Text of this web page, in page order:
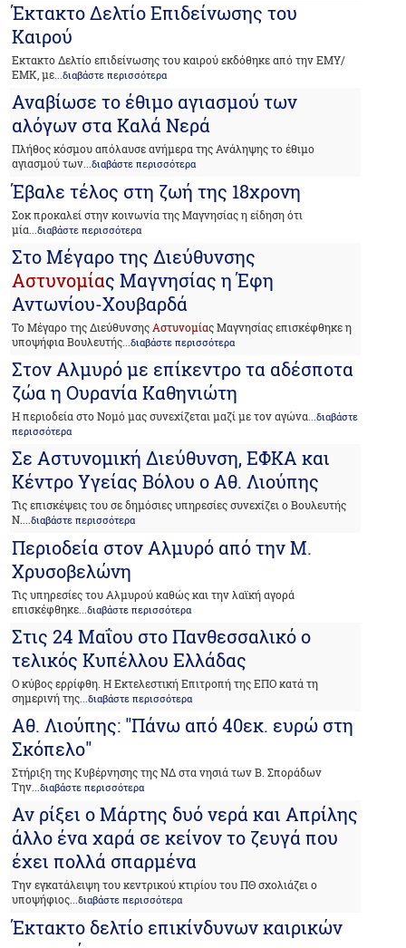
Έκτακτο Δελτίο Επιδείνωσης του
Καιρού
Εκτακτο Δελτίο επιδείνωσης του καιρού εκδόθηκε από την ΕΜΥ/
ΕΜΚ, με...διαβάστε περισσότερα
Αναβίωσε το έθιμο αγιασμού των
αλόγων στα Καλά Νερά
Πλήθος κόσμου απόλαυσε ανήμερα της Ανάληψης το έθιμο
αγιασμού των...διαβάστε περισσότερα
Έβαλε τέλος στη ζωή της 18χρονη
Σοκ προκαλεί στην κοινωνία της Μαγνησίας η είδηση ότι
μία ...διαβάστε περισσότερα
Στο Μέγαρο της Διεύθυνσης
Αστυνομίας Μαγνησίας η Έφη
Αντωνίου-Χουβαρδά
Το Μέγαρο της Διεύθυνσης Αστυνομίας Μαγνησίας επισκέφθηκε η
υποψήφια Βουλευτής...διαβάστε περισσότερα
Στον Αλμυρό με επίκεντρο τα αδέσποτα
ζώα η Ουρανία Καθηνιώτη
Η περιοδεία στο Νομό μας συνεχίζεται μαζί με τον αγώνα...διαβάστε
περισσότερα
Σε Αστυνομική Διεύθυνση, ΕΦΚΑ και
Κέντρο Υγείας Βόλου ο Αθ. Λιούπης
Τις επισκέψεις του σε δημόσιες υπηρεσίες συνεχίζει ο Βουλευτής
Ν....διαβάστε περισσότερα
Περιοδεία στον Αλμυρό από την Μ.
Χρυσοβελώνη
Τις υπηρεσίες του Αλμυρού καθώς και την λαϊκή αγορά
επισκέφθηκε ...διαβάστε περισσότερα
Στις 24 Μαΐου στο Πανθεσσαλικό ο
τελικός Κυπέλλου Ελλάδας
Ο κύβος ερρίφθη. Η Εκτελεστική Επιτροπή της ΕΠΟ κατά τη
σημερινή της...διαβάστε περισσότερα
Αθ. Λιούπης: "Πάνω από 40εκ. ευρώ στη
Σκόπελο"
Στήριξη της Κυβέρνησης της ΝΔ στα νησιά των Β. Σποράδων
Την...διαβάστε περισσότερα
Αν ρίξει ο Μάρτης δυό νερά και Απρίλης
άλλο ένα χαρά σε κείνον το ζευγά που
έχει πολλά σπαρμένα
Την εγκατάλειψη του κεντρικού κτιρίου του ΠΘ σχολιάζει ο
υποψήφιος...διαβάστε περισσότερα
Έκτακτο δελτίο επικίνδυνων καιρικών